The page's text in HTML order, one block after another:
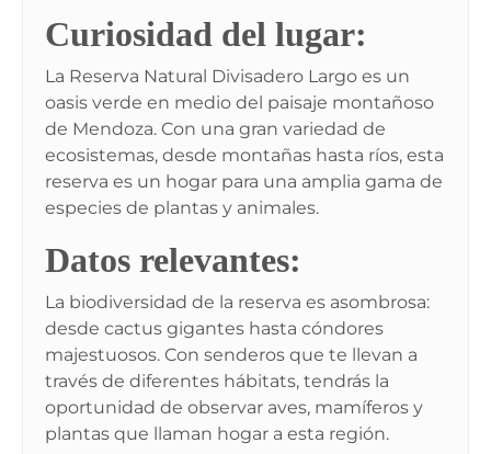
Curiosidad del lugar:
La Reserva Natural Divisadero Largo es un
oasis verde en medio del paisaje montañoso
de Mendoza. Con una gran variedad de
ecosistemas, desde montañas hasta ríos, esta
reserva es un hogar para una amplia gama de
especies de plantas y animales.
Datos relevantes:
La biodiversidad de la reserva es asombrosa:
desde cactus gigantes hasta cóndores
majestuosos. Con senderos que te llevan a
través de diferentes hábitats, tendrás la
oportunidad de observar aves, mamíferos y
plantas que llaman hogar a esta región.